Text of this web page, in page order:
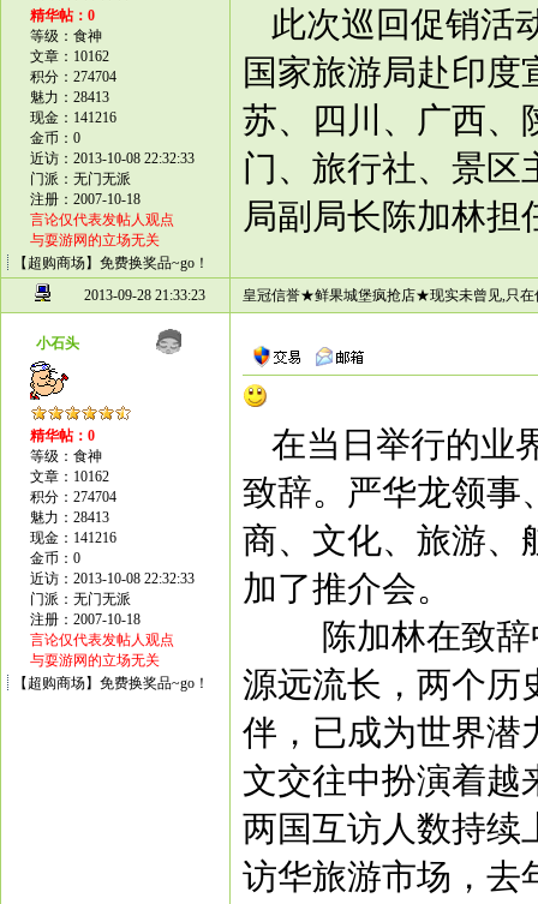
精华帖：0
等级：食神
文章：10162
积分：274704
魅力：28413
现金：141216
金币：0
近访：2013-10-08 22:32:33
门派：无门无派
注册：2007-10-18
言论仅代表发帖人观点
与耍游网的立场无关
【超购商场】免费换奖品~go！
此次巡回促销活
国家旅游局赴印度
苏、四川、广西、
门、旅行社、景区
局副局长陈加林担
2013-09-28 21:33:23 皇冠信誉★鲜果城堡疯抢店★现实未曾见,只在
小石头
精华帖：0
等级：食神
文章：10162
积分：274704
魅力：28413
现金：141216
金币：0
近访：2013-10-08 22:32:33
门派：无门无派
注册：2007-10-18
言论仅代表发帖人观点
与耍游网的立场无关
【超购商场】免费换奖品~go！
在当日举行的业
致辞。严华龙领事
商、文化、旅游、
加了推介会。
陈加林在致辞
源远流长，两个历
伴，已成为世界潜
文交往中扮演着越
两国互访人数持续
访华旅游市场，去